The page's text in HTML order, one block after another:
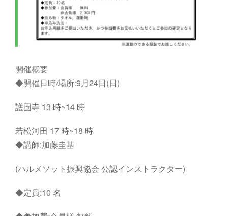
開催概要
◆開催日時/場所:9月24日(日)
護国寺 13 時~14 時
若松河田 17 時~18 時
◆講師:加藤圭基
(ハルメソット振興協会 公認インストラクター)
◆定員:10 名